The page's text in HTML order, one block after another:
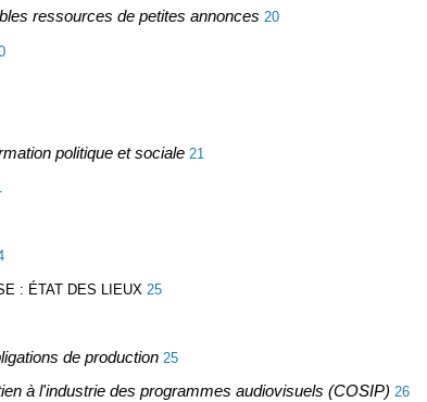
ressources de petites annonces 20
politique et sociale 21
: ÉTAT DES LIEUX 25
de production 25
à l'industrie des programmes audiovisuels (COSIP) 26